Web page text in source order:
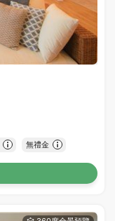
無禮金